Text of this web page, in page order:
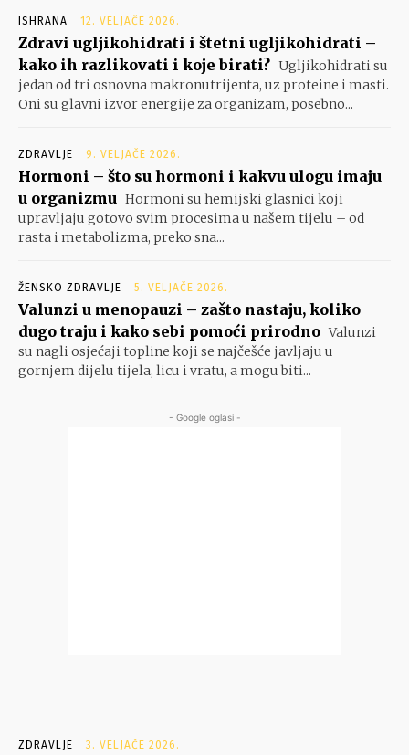
ISHRANA 12. VELJAČE 2026.
Zdravi ugljikohidrati i štetni ugljikohidrati –
kako ih razlikovati i koje birati? Ugljikohidrati su
jedan od tri osnovna makronutrijenta, uz proteine i masti.
Oni su glavni izvor energije za organizam, posebno...
ZDRAVLJE 9. VELJAČE 2026.
Hormoni – što su hormoni i kakvu ulogu imaju
u organizmu Hormoni su hemijski glasnici koji
upravljaju gotovo svim procesima u našem tijelu – od
rasta i metabolizma, preko sna...
ŽENSKO ZDRAVLJE 5. VELJAČE 2026.
Valunzi u menopauzi – zašto nastaju, koliko
dugo traju i kako sebi pomoći prirodno Valunzi
su nagli osjećaji topline koji se najčešće javljaju u
gornjem dijelu tijela, licu i vratu, a mogu biti...
- Google oglasi -
ZDRAVLJE 3. VELJAČE 2026.